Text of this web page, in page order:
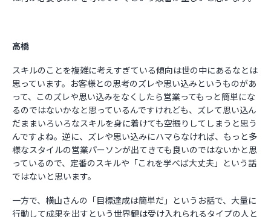
高橋
スキルのことを複雑に考えすぎている傾向は世の中にあるなとは
思っています。お客様との思考のズレや思い込みというものがあ
って、このズレや思い込みをなくしたら営業ってもっと簡単にな
るのではないかなと思っているんですけれども、ズレて思い込ん
だままいろいろなスキルを身に着けても空振りしてしまうと思う
んですよね。逆に、ズレや思い込みにハマらなければ、もっと多
様なスタイルの営業パーソンが出てきても良いのではないかと思
っているので、定番のスキルや「これを学べば大丈夫」という話
ではないと思います。
一方で、横山さんの「目標達成は簡単だ」というお話で、大量に
行動して成果を出すという世界観は受け入れられるタイプの人と